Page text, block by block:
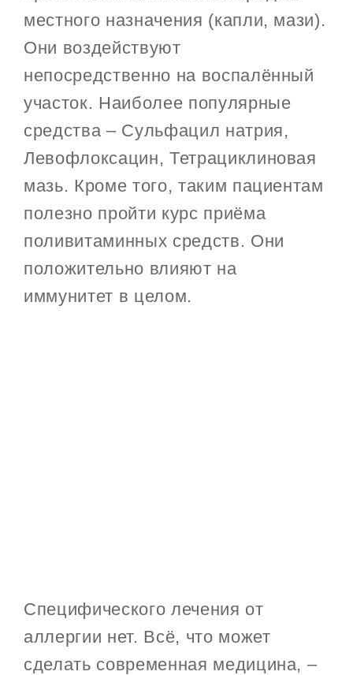
местного назначения (капли, мази).
Они воздействуют
непосредственно на воспалённый
участок. Наиболее популярные
средства – Сульфацил натрия,
Левофлоксацин, Тетрациклиновая
мазь. Кроме того, таким пациентам
полезно пройти курс приёма
поливитаминных средств. Они
положительно влияют на
иммунитет в целом.
Специфического лечения от
аллергии нет. Всё, что может
сделать современная медицина, –